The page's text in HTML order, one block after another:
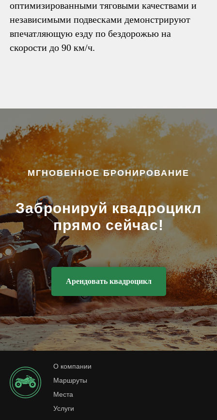
оптимизированными тяговыми качествами и
независимыми подвесками демонстрируют
впечатляющую езду по бездорожью на
скорости до 90 км/ч.
МГНОВЕННОЕ БРОНИРОВАНИЕ
Забронируй квадроцикл
прямо сейчас!
Арендовать квадроцикл
Услуги
О компании
Маршруты
Места